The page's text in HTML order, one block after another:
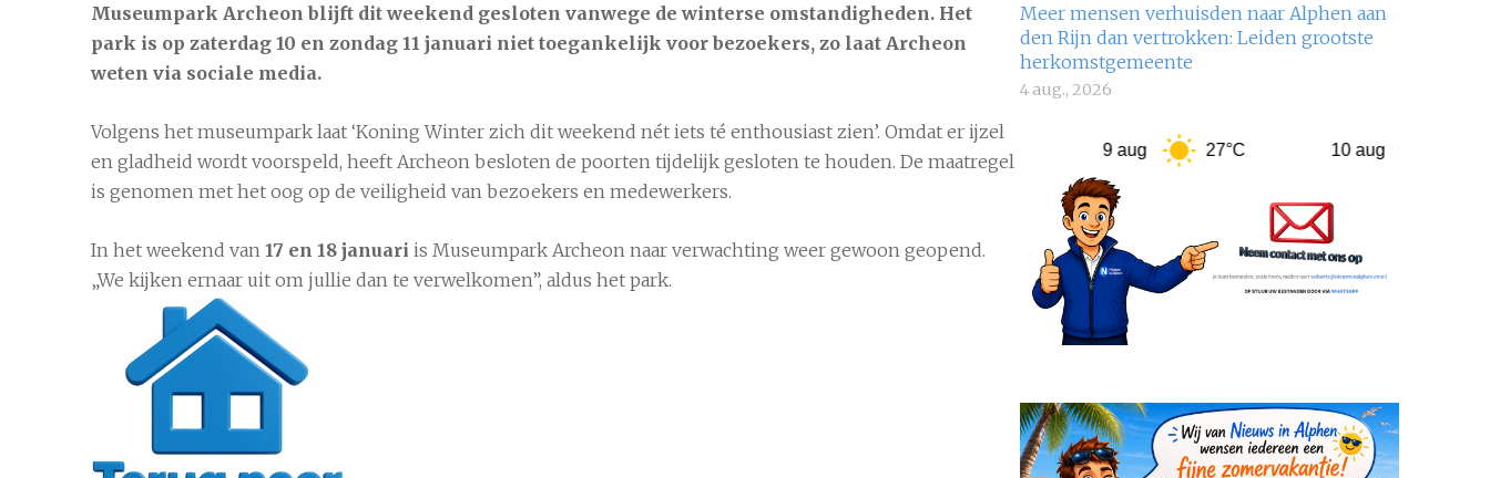
Meer mensen verhuisden naar Alphen aan
den Rijn dan vertrokken: Leiden grootste
herkomstgemeente
4 aug., 2026
Alphen aan den Rijn 6 aug 21°C 21°C 8 aug 27°C 22°C
Museumpark Archeon blijft dit weekend gesloten vanwege de winterse omstandigheden. Het
park is op zaterdag 10 en zondag 11 januari niet toegankelijk voor bezoekers, zo laat Archeon
weten via sociale media.
Volgens het museumpark laat ‘Koning Winter zich dit weekend nét iets té enthousiast zien’. Omdat er ijzel
en gladheid wordt voorspeld, heeft Archeon besloten de poorten tijdelijk gesloten te houden. De maatregel
is genomen met het oog op de veiligheid van bezoekers en medewerkers.
In het weekend van 17 en 18 januari is Museumpark Archeon naar verwachting weer gewoon geopend.
„We kijken ernaar uit om jullie dan te verwelkomen”, aldus het park.